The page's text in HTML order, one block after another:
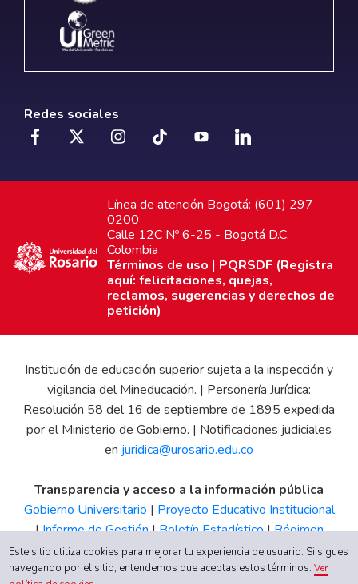
Redes sociales
Línea de atención Bogotá: (601) 297
0200
Calle 12C Nº 6-25 - Bogotá D.C.
Colombia
Términos de uso | PQRSDF (Registra
aquí: felicitaciones, quejas,
reclamos, sugerencias y derechos de
petición)
Institución de educación superior sujeta a la inspección y
vigilancia del Mineducación. | Personería Jurídica:
Resolución 58 del 16 de septiembre de 1895 expedida
por el Ministerio de Gobierno. | Notificaciones judiciales
en juridica@urosario.edu.co
Transparencia y acceso a la información pública
Gobierno Universitario | Proyecto Educativo Institucional
|Informe de Gestión|Boletín Estadístico|Régimen
Tributario|Estados Financieros |Código de Ética| Canal
de Integridad UR
Este sitio utiliza cookies para mejorar tu experiencia de usuario. Si sigues
navegando por el sitio, entendemos que aceptas estos términos.Ver